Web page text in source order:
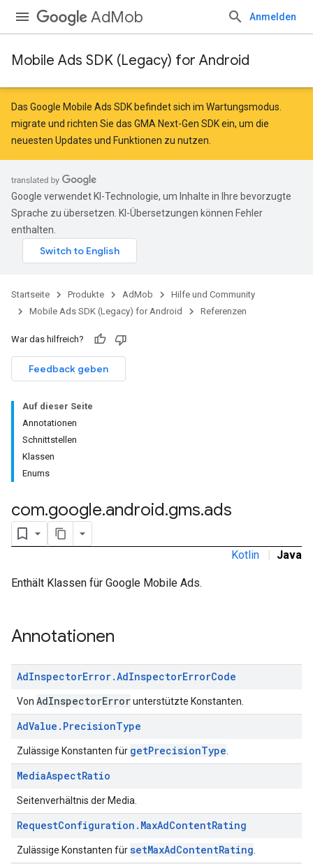
AdMob Anmelden
Mobile Ads SDK (Legacy) for Android
Das Google Mobile Ads SDK befindet sich im Wartungsmodus.
migrate und richten Sie das GMA Next-Gen SDK ein, um die
neuesten Updates und Funktionen zu nutzen.
Google verwendet KI-Technologie, um Inhalte in Ihre bevorzugte
Sprache zu übersetzen. KI-Übersetzungen können Fehler
enthalten.
Startseite Produkte AdMob
Hilfe und Community
Mobile Ads SDK (Legacy) for Android
Referenzen
War das hilfreich?
Feedback geben
Auf dieser Seite
Annotationen
Schnittstellen
Klassen
Enums
com.google.android.gms.ads
Kotlin | Java
Enthält Klassen für Google Mobile Ads.
Annotationen
AdInspectorError.AdInspectorErrorCode
Von AdInspectorErrorunterstützte Konstanten.
AdValue . PrecisionType
Zulässige Konstanten für getPrecisionType
MediaAspectRatio
Seitenverhältnis der Media.
RequestConfiguration . MaxAdContentRating
Zulässige Konstanten fürsetMaxAdContentRating